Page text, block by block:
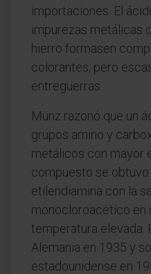
importaciones. El
impurezas metálicas
hierro formasen
colorantes, pero
entreguerras.
Münz razonó que un
grupos amino y
metálicos con mayor
compuesto se
etilendiamina con la
monocloroacético en
temperatura elevada.
Alemania en 1935 y
estadounidense en